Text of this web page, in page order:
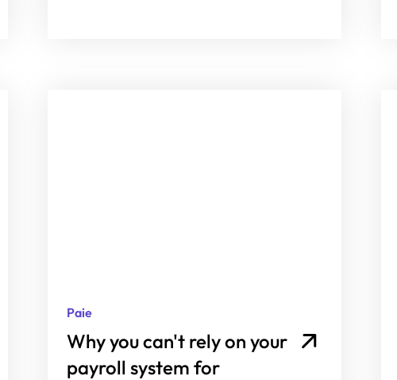
Paie
Why you can't rely on your
payroll system for